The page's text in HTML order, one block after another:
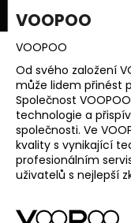
Přejít
na
obsah
VOOPOO
VOOPOO
Od svého založení
může lidem přinést
Společnost
technologie a
společnosti. Ve
kvality s vynikající
profesionálním
uživatelů s nejlepší
o
C
o
p
o
t
e